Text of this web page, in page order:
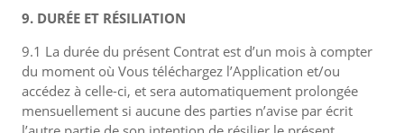
9. DURÉE ET RÉSILIATION
9.1 La durée du présent Contrat est d’un mois à compter
du moment où Vous téléchargez l’Application et/ou
accédez à celle-ci, et sera automatiquement prolongée
mensuellement si aucune des parties n’avise par écrit